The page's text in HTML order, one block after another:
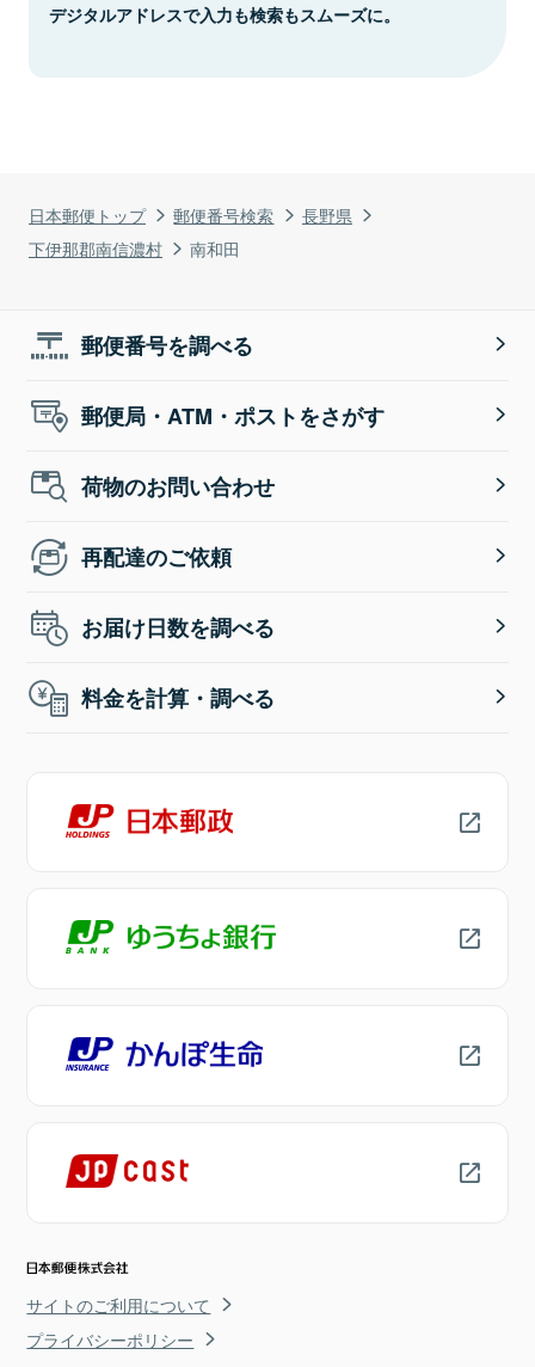
日本郵便トップ 郵便番号検索
長野県
下伊那郡南信濃村
南和田
デジタルアドレスで入力も検索もスムーズに。
郵便番号を調べる
郵便局・ATM・ポストをさがす
荷物のお問い合わせ
再配達のご依頼
お届け日数を調べる
料金を計算・調べる
サイトのご利用について
プライバシーポリシー